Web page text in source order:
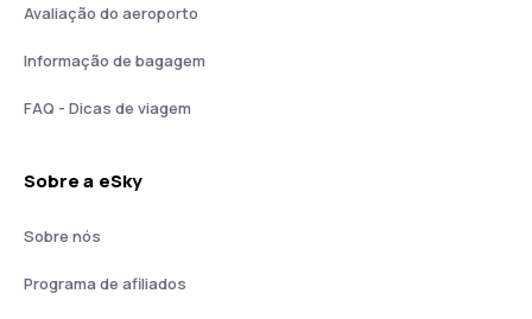
Avaliação do aeroporto
Informação de bagagem
FAQ - Dicas de viagem
Sobre a eSky
Sobre nós
Programa de afiliados